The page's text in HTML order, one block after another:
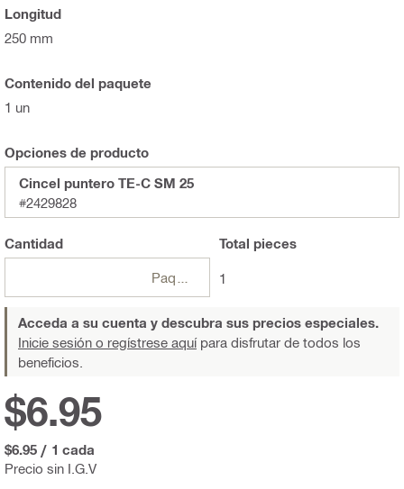
Longitud
250 mm
Contenido del paquete
1 un
Opciones de producto
Cincel puntero TE-C SM 25
#2429828
Cantidad Total pieces
1
Acceda a su cuenta y descubra sus precios especiales.
Inicie sesión o regístrese aquípara disfrutar de todos los
beneficios.
Precio sin I.G.V
$6.95
$6.95 / 1 cada